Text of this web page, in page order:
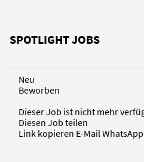
SPOTLIGHT JOBS
Neu
Beworben
Dieser Job ist nicht mehr
Diesen Job teilen
Link kopieren E-MailWhatsApp